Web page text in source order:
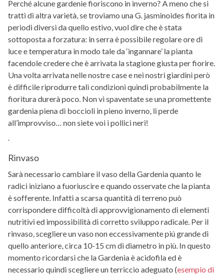
Perché alcune gardenie fioriscono in inverno? A meno che si
tratti di altra varietà, se troviamo una G. jasminoides fiorita in
periodi diversi da quello estivo, vuol dire che è stata
sottoposta a forzatura: in serra è possibile regolare ore di
luce e temperatura in modo tale da ‘ingannare’ la pianta
facendole credere che è arrivata la stagione giusta per fiorire.
Una volta arrivata nelle nostre case e nei nostri giardini però
è difficile riprodurre tali condizioni quindi probabilmente la
fioritura durerà poco. Non vi spaventate se una promettente
gardenia piena di boccioli in pieno inverno, li perde
all’improvviso… non siete voi i pollici neri!
.
Rinvaso
Sarà necessario cambiare il vaso della Gardenia quanto le
radici iniziano a fuoriuscire e quando osservate che la pianta
è sofferente. Infatti a scarsa quantità di terreno può
corrispondere difficoltà di approvvigionamento di elementi
nutritivi ed impossibilità di corretto sviluppo radicale. Per il
rinvaso, scegliere un vaso non eccessivamente piú grande di
quello anteriore, circa 10-15 cm di diametro in più. In questo
momento ricordarsi che la Gardenia è acidofila ed è
necessario quindi scegliere un terriccio adeguato (esempio di